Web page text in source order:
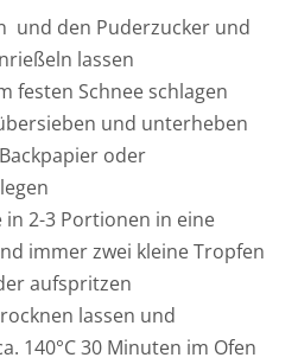
und den Puderzucker und
lassen
festen Schnee schlagen
und unterheben
oder
in 2-3 Portionen in eine
immer zwei kleine Tropfen
aufspritzen
lassen und
140°C 30 Minuten im Ofen